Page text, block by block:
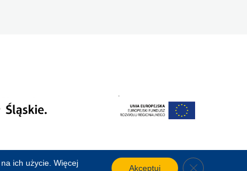
ich użycie. Więcej
Akceptuj Close GDPR